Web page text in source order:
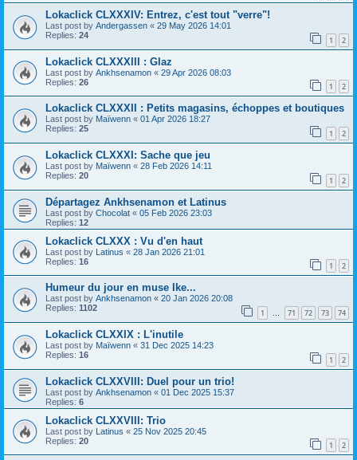
Lokaclick CLXXXIV: Entrez, c'est tout "verre"!
Last post by Andergassen « 29 May 2026 14:01
Replies: 24 1 2
Lokaclick CLXXXIII : Glaz
Last post by Ankhsenamon « 29 Apr 2026 08:03
Replies: 26 1 2
Lokaclick CLXXXII : Petits magasins, échoppes et boutiques
Last post by Maïwenn « 01 Apr 2026 18:27
Replies: 25 1 2
Lokaclick CLXXXI: Sache que jeu
Last post by Maïwenn « 28 Feb 2026 14:11
Replies: 20 1 2
Départagez Ankhsenamon et Latinus
Last post by Chocolat « 05 Feb 2026 23:03
Replies: 12
Lokaclick CLXXX : Vu d'en haut
Last post by Latinus « 28 Jan 2026 21:01
Replies: 16 1 2
Humeur du jour en muse Ike...
Last post by Ankhsenamon « 20 Jan 2026 20:08
Replies: 1102 1 … 71 72 73 74
Lokaclick CLXXIX : L'inutile
Last post by Maïwenn « 31 Dec 2025 14:23
Replies: 16 1 2
Lokaclick CLXXVIII: Duel pour un trio!
Last post by Ankhsenamon « 01 Dec 2025 15:37
Replies: 6
Lokaclick CLXXVIII: Trio
Last post by Latinus « 25 Nov 2025 20:45
Replies: 20 1 2